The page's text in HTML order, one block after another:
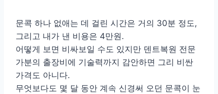
문콕 하나 없애는 데 걸린 시간은 거의 30분 정도,
그리고 내가 낸 비용은 4만원.
어떻게 보면 비싸보일 수도 있지만 덴트복원 전문
가분의 출장비에 기술력까지 감안하면 그리 비싼
가격도 아니다.
무엇보다도 몇 달 동안 계속 신경써 오던 문콕이 눈